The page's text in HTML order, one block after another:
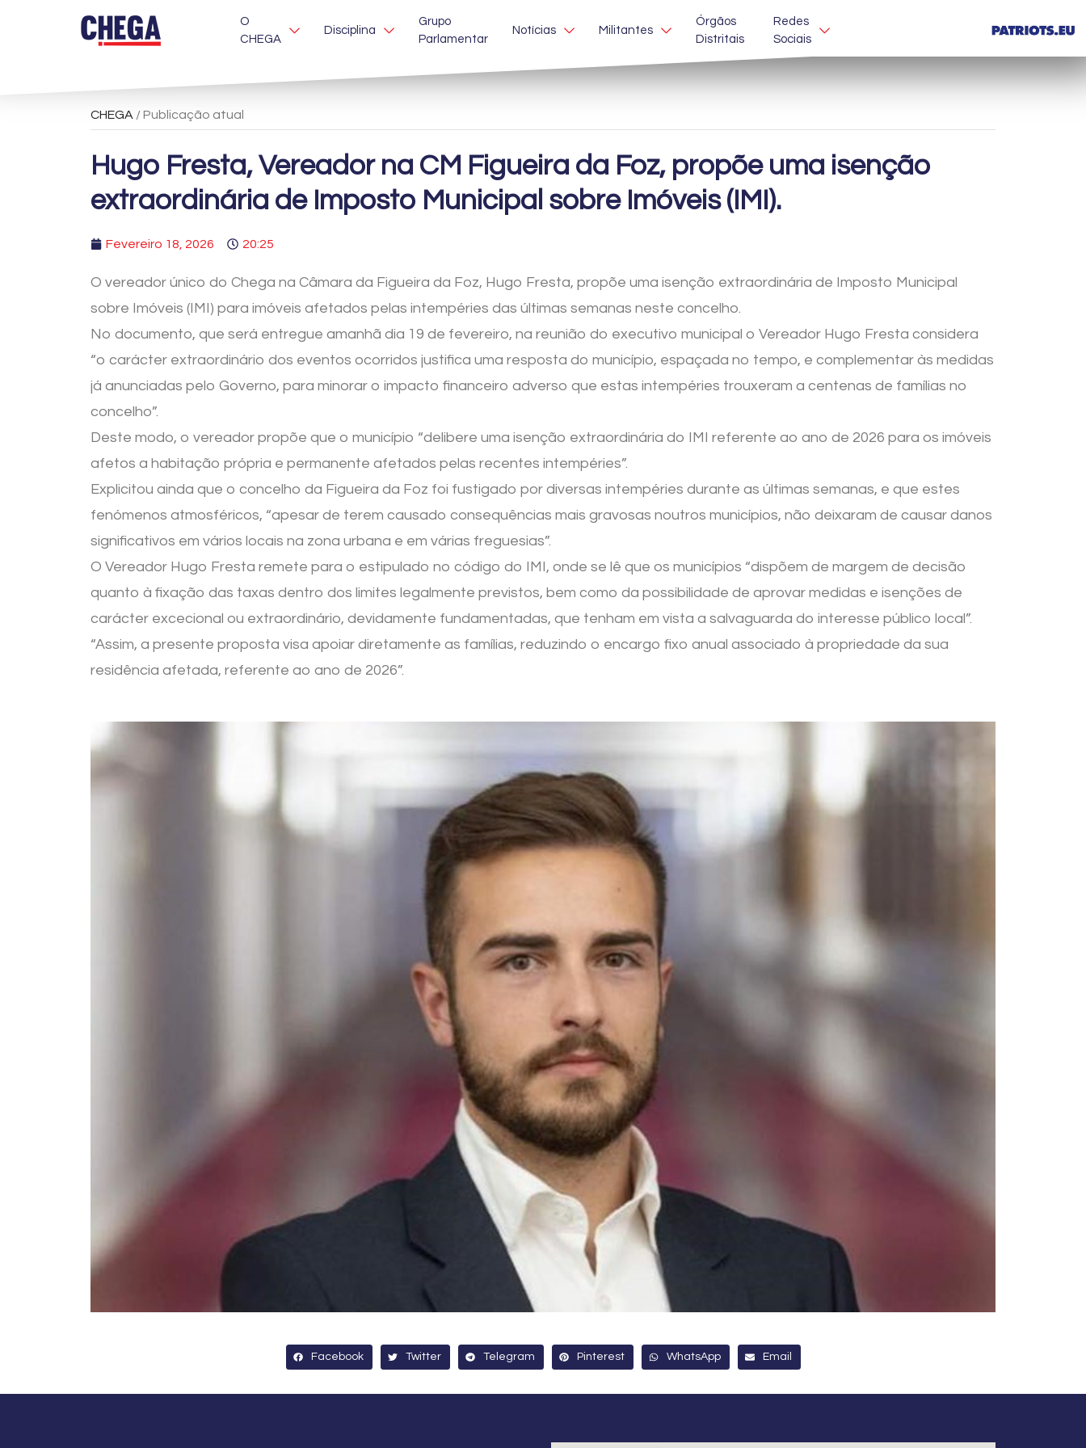
O
CHEGA
Disciplina
Grupo
Parlamentar
Notícias Militantes
Órgãos
Distritais
Redes
Sociais
CHEGA / Publicação atual
Hugo Fresta, Vereador na CM Figueira da Foz, propõe uma isenção
extraordinária de Imposto Municipal sobre Imóveis (IMI).
Fevereiro 18, 2026 20:25
O vereador único do Chega na Câmara da Figueira da Foz, Hugo Fresta, propõe uma isenção extraordinária de Imposto Municipal
sobre Imóveis (IMI) para imóveis afetados pelas intempéries das últimas semanas neste concelho.
No documento, que será entregue amanhã dia 19 de fevereiro, na reunião do executivo municipal o Vereador Hugo Fresta considera
“o carácter extraordinário dos eventos ocorridos justifica uma resposta do município, espaçada no tempo, e complementar às medidas
já anunciadas pelo Governo, para minorar o impacto financeiro adverso que estas intempéries trouxeram a centenas de famílias no
concelho”.
Deste modo, o vereador propõe que o município “delibere uma isenção extraordinária do IMI referente ao ano de 2026 para os imóveis
afetos a habitação própria e permanente afetados pelas recentes intempéries”.
Explicitou ainda que o concelho da Figueira da Foz foi fustigado por diversas intempéries durante as últimas semanas, e que estes
fenómenos atmosféricos, “apesar de terem causado consequências mais gravosas noutros municípios, não deixaram de causar danos
significativos em vários locais na zona urbana e em várias freguesias”.
O Vereador Hugo Fresta remete para o estipulado no código do IMI, onde se lê que os municípios “dispõem de margem de decisão
quanto à fixação das taxas dentro dos limites legalmente previstos, bem como da possibilidade de aprovar medidas e isenções de
carácter excecional ou extraordinário, devidamente fundamentadas, que tenham em vista a salvaguarda do interesse público local”.
“Assim, a presente proposta visa apoiar diretamente as famílias, reduzindo o encargo fixo anual associado à propriedade da sua
residência afetada, referente ao ano de 2026”.
Facebook Twitter Telegram Pinterest WhatsApp Email